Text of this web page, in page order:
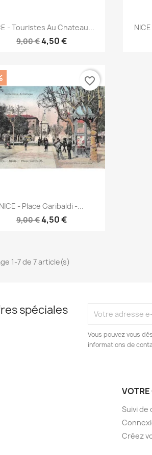
Aperçu rapide
- Touristes Au Chateau...
9,00 €4,50 €
Aperçu rapide
- Place Garibaldi -...
9,00 €4,50 €
favorite_border
1-7 de 7 article(s)
spéciales
Vous pouvez vous
informations de
Suivi de
Créez